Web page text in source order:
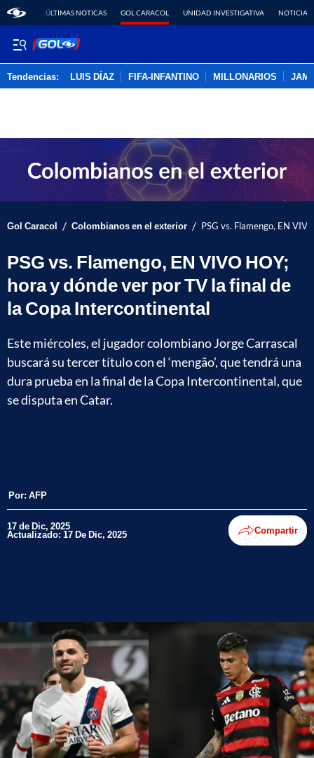
ÚLTIMAS NOTICAS GOL CARACOL UNIDAD INVESTIGATIVA NOTICIAS
Tendencias: LUIS DÍAZ FIFA-INFANTINO MILLONARIOS
Gol Caracol / Colombianos en el exterior / PSG vs. Flamengo, EN
PSG vs. Flamengo, EN VIVO HOY;
hora y dónde ver por TV la final de
la Copa Intercontinental
Este miércoles, el jugador colombiano Jorge Carrascal
buscará su tercer título con el ‘mengão’, que tendrá una
dura prueba en la final de la Copa Intercontinental, que
se disputa en Catar.
Por: AFP
17 de Dic, 2025
Actualizado: 17 De Dic, 2025 Compartir